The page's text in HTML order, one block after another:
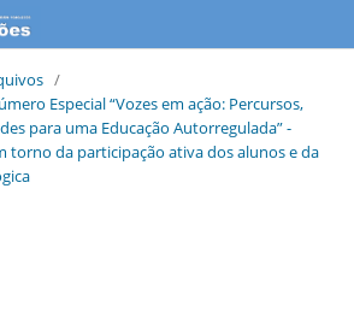
/
Especial “Vozes em ação: Percursos,
para uma Educação Autorregulada” -
torno da participação ativa dos alunos e da